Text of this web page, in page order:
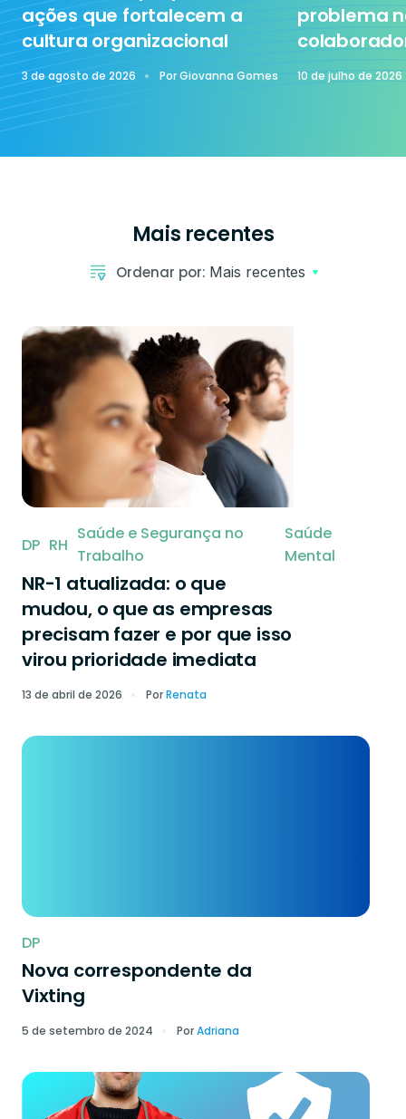
Treinamento
ações que fortalecem a
cultura organizacional
3 de agosto de 2026 PorGiovanna Gomes
problema
10 de julho de 2026
Mais recentes
Ordenar por: Mais recentes
DP RH
Saúde e Segurança no
Trabalho
Saúde
Mental
NR-1 atualizada: o que
mudou, o que as empresas
precisam fazer e por que isso
virou prioridade imediata
13 de abril de 2026 PorRenata
DP
Nova correspondente da
Vixting
5 de setembro de 2024 PorAdriana